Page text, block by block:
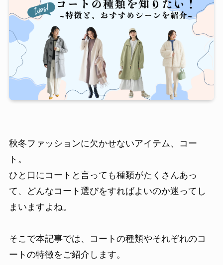
秋冬ファッションに欠かせないアイテム、コー
ト。
ひと口にコートと言っても種類がたくさんあっ
て、どんなコート選びをすればよいのか迷ってし
まいますよね。
そこで本記事では、コートの種類やそれぞれのコ
ートの特徴をご紹介します。